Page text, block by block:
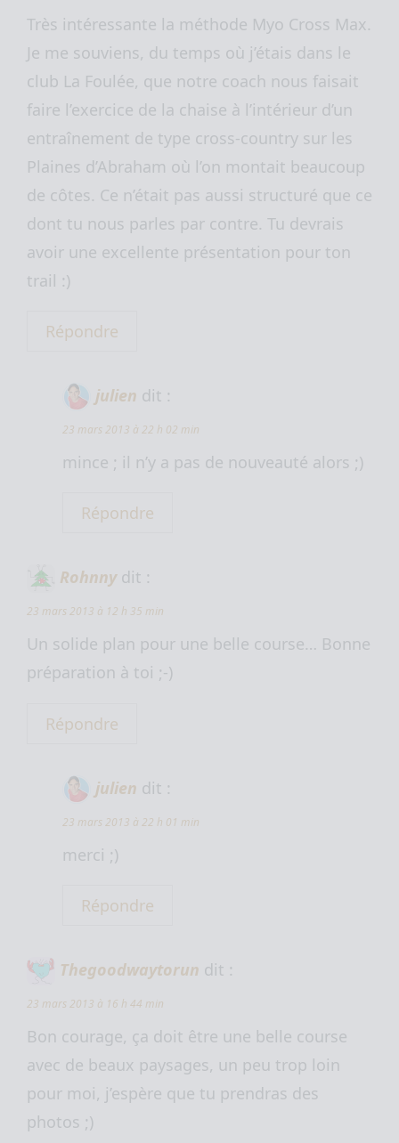
Très intéressante la méthode Myo Cross Max.
Je me souviens, du temps où j’étais dans le
club La Foulée, que notre coach nous faisait
faire l’exercice de la chaise à l’intérieur d’un
entraînement de type cross-country sur les
Plaines d’Abraham où l’on montait beaucoup
de côtes. Ce n’était pas aussi structuré que ce
dont tu nous parles par contre. Tu devrais
avoir une excellente présentation pour ton
trail :)
Répondre
julien dit :
23 mars 2013 à 22 h 02 min
mince ; il n’y a pas de nouveauté alors ;)
Répondre
Rohnny dit :
23 mars 2013 à 12 h 35 min
Un solide plan pour une belle course… Bonne
préparation à toi ;-)
Répondre
julien dit :
23 mars 2013 à 22 h 01 min
merci ;)
Répondre
Thegoodwaytorun dit :
23 mars 2013 à 16 h 44 min
Bon courage, ça doit être une belle course
avec de beaux paysages, un peu trop loin
pour moi, j’espère que tu prendras des
photos ;)